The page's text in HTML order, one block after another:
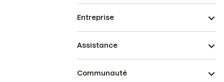
Entreprise
Assistance
Communauté